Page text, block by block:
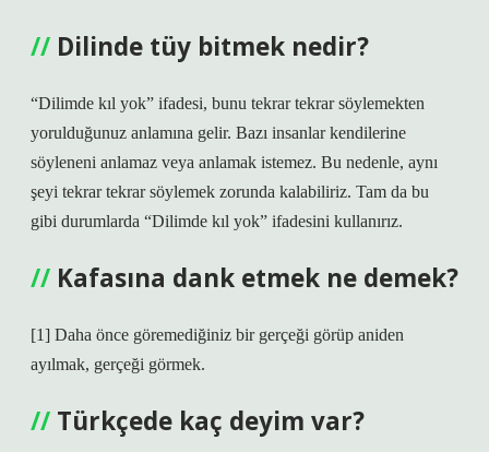
Dilinde tüy bitmek nedir?
“Dilimde kıl yok” ifadesi, bunu tekrar tekrar söylemekten
yorulduğunuz anlamına gelir. Bazı insanlar kendilerine
söyleneni anlamaz veya anlamak istemez. Bu nedenle, aynı
şeyi tekrar tekrar söylemek zorunda kalabiliriz. Tam da bu
gibi durumlarda “Dilimde kıl yok” ifadesini kullanırız.
Kafasına dank etmek ne demek?
[1] Daha önce göremediğiniz bir gerçeği görüp aniden
ayılmak, gerçeği görmek.
Türkçede kaç deyim var?